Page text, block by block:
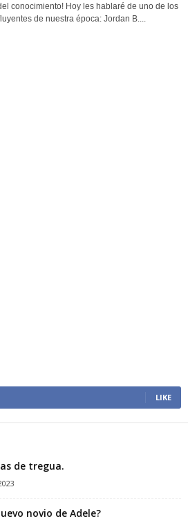
conocimiento! Hoy les hablaré de uno de los
de nuestra época: Jordan B....
LIKE
de tregua.
novio de Adele?